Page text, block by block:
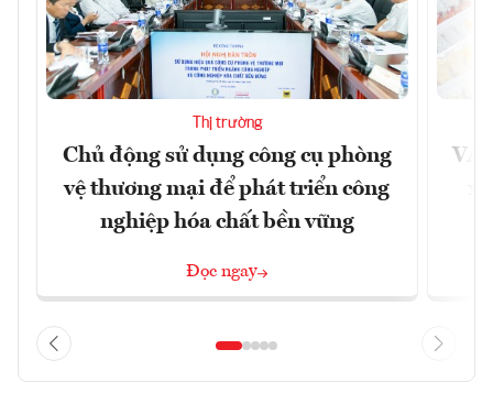
Thị trường
Chủ động sử dụng công cụ phòng
vệ thương mại để phát triển công
nghiệp hóa chất bền vững
Đọc ngay